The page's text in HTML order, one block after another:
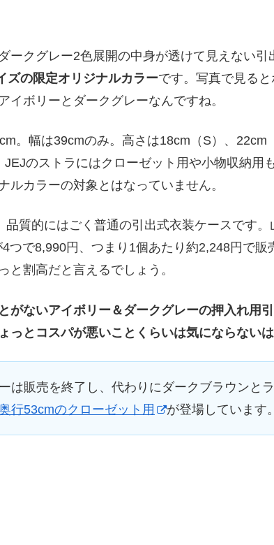
ークグレー2色展開の中身が透けて見えない引
ズの限定オリジナルカラーです。写真で見る
イボリーとダークグレーなんですね。
。幅は39cmのみ。高さは18cm（S）、22cm
のストラにはクローゼット用や小物収納用
カラーの対象とはなっていません。
質的にはごく普通の引出式衣装ケースです。
つで8,990円、つまり1個あたり約2,248円で販
と割高だと言えるでしょう。
がないアイボリー＆ダークグレーの押入れ用
っとコスパが悪いことくらいは気にならない
は販売を終了し、代わりにダークブラウンと
行53cmのクローゼット用 が登場しています。